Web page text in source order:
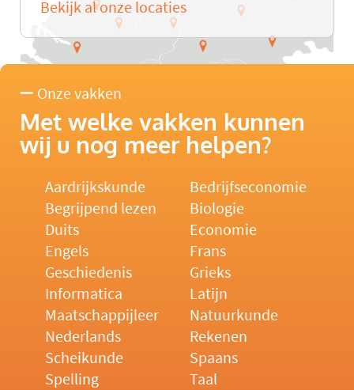
Bekijk al onze locaties
Onze vakken
Met welke vakken kunnen
wij u nog meer helpen?
Aardrijkskunde
Bedrijfseconomie
Begrijpend lezen
Biologie
Duits
Economie
Engels
Frans
Geschiedenis
Grieks
Informatica
Latijn
Maatschappijleer
Natuurkunde
Nederlands
Rekenen
Scheikunde
Spaans
Spelling
Taal